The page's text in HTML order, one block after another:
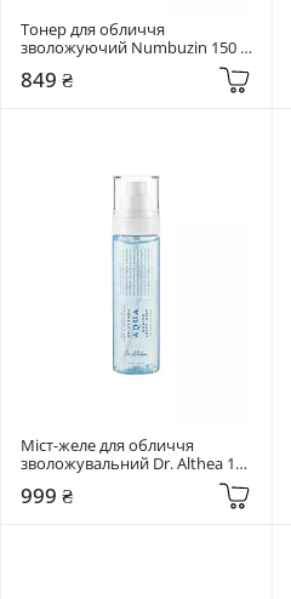
Тонер для обличчя
зволожуючий Numbuzin 150
Boosting Toner
849 ₴
Міст-желе для обличчя
зволожувальний Dr. Althea 100
999 ₴